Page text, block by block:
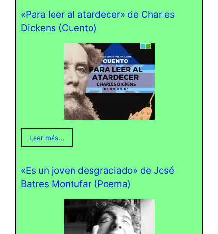
«Para leer al atardecer» de Charles
Dickens (Cuento)
Leer más...
«Es un joven desgraciado» de José
Batres Montufar (Poema)